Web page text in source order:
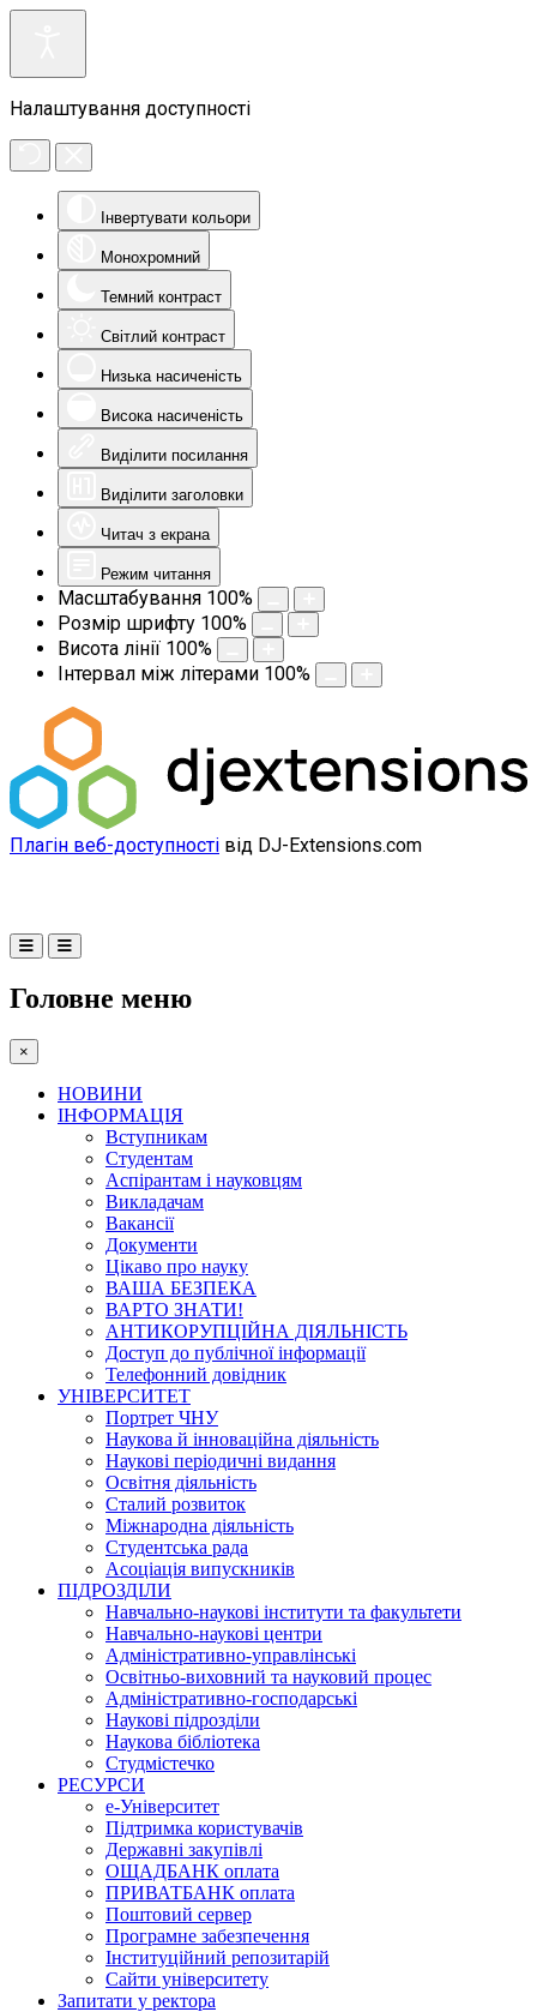
Налаштування доступності
Інвертувати кольори
Монохромний
Темний контраст
Світлий контраст
Низька насиченість
Висока насиченість
Виділити посилання
Виділити заголовки
Читач з екрана
Режим читання
Масштабування 100%
Розмір шрифту 100%
Висота лінії 100%
Інтервал між літерами 100%
Плагін веб-доступності від DJ-Extensions.com
Головне меню
×
НОВИНИ
ІНФОРМАЦІЯ
Вступникам
Студентам
Аспірантам і науковцям
Викладачам
Вакансії
Документи
Цікаво про науку
ВАША БЕЗПЕКА
ВАРТО ЗНАТИ!
АНТИКОРУПЦІЙНА ДІЯЛЬНІСТЬ
Доступ до публічної інформації
Телефонний довідник
УНІВЕРСИТЕТ
Портрет ЧНУ
Наукова й інноваційна діяльність
Наукові періодичні видання
Освітня діяльність
Сталий розвиток
Міжнародна діяльність
Студентська рада
Асоціація випускників
ПІДРОЗДІЛИ
Навчально-наукові інститути та факультети
Навчально-наукові центри
Адміністративно-управлінські
Освітньо-виховний та науковий процес
Адміністративно-господарські
Наукові підрозділи
Наукова бібліотека
Студмістечко
РЕСУРСИ
е-Університет
Підтримка користувачів
Державні закупівлі
ОЩАДБАНК оплата
ПРИВАТБАНК оплата
Поштовий сервер
Програмне забезпечення
Інституційний репозитарій
Сайти університету
Запитати у ректора